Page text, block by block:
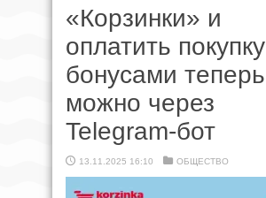
«Корзинки» и
оплатить покупку
бонусами теперь
можно через
Telegram-бот
13.11.2025 16:10 ОБЩЕСТВО